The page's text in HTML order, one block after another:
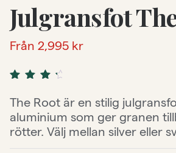
Julgransfot
Från 2,995 kr
4.50 out
of 5
based
on
customer
ratings
The Root är en stilig
aluminium som ger granen
rötter. Välj mellan silver eller